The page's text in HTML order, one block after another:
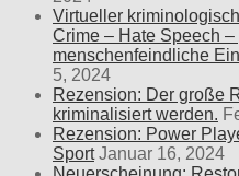
Virtueller
Crime – Hate Speech
menschenfeindliche
5, 2024
Rezension: Der große
kriminalisiert werden.
Rezension: Power
Sport Januar 16, 2024